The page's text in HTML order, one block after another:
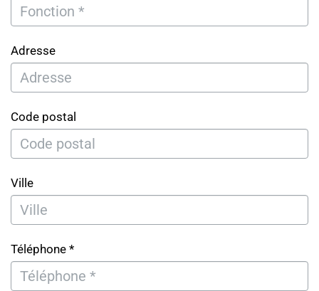
Adresse
Code postal
Ville
Téléphone *